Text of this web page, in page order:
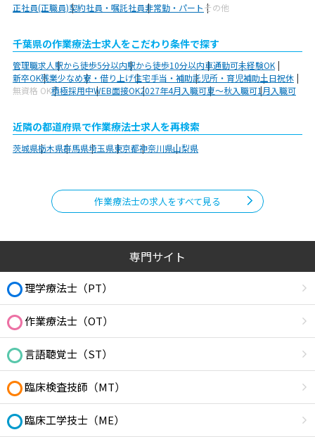
正社員(正職員)契約社員・嘱託社員非常勤・パートその他
千葉県の作業療法士求人をこだわり条件で探す
管理職求人駅から徒歩5分以内駅から徒歩10分以内車通勤可未経験OK
新卒OK残業少なめ寮・借り上げ住宅手当・補助託児所・育児補助土日祝休
無資格 OK積極採用中WEB面接OK2027年4月入職可夏～秋入職可1月入職可
近隣の都道府県で作業療法士求人を再検索
茨城県栃木県群馬県埼玉県東京都神奈川県山梨県
作業療法士の求人をすべて見る
専門サイト
理学療法士（PT）
作業療法士（OT）
言語聴覚士（ST）
臨床検査技師（MT）
臨床工学技士（ME）